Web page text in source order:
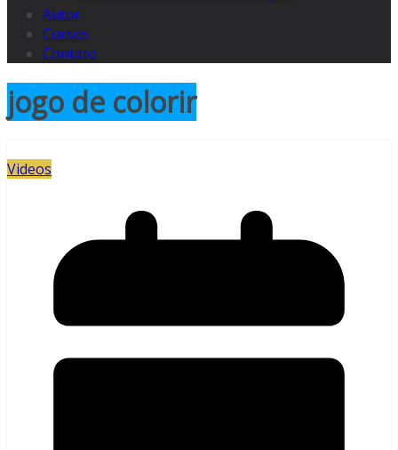
Autor
Cursos
Contato
jogo de colorir
Videos